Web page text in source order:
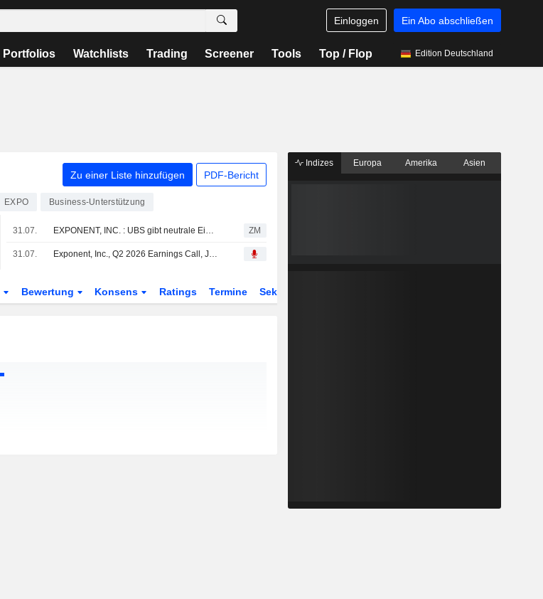
Einloggen Ein Abo abschließen
Portfolios Watchlists Trading Screener Tools Top / Flop Edition Deutschland
Zu einer Liste hinzufügen PDF-Bericht
EXPO Business-Unterstützung
31.07. EXPONENT, INC. : UBS gibt neutrale Einschätzung ZM
31.07. Exponent, Inc., Q2 2026 Earnings Call, Jul 30, 2026
Bewertung Konsens Ratings Termine Sektor
Indizes Europa Amerika Asien